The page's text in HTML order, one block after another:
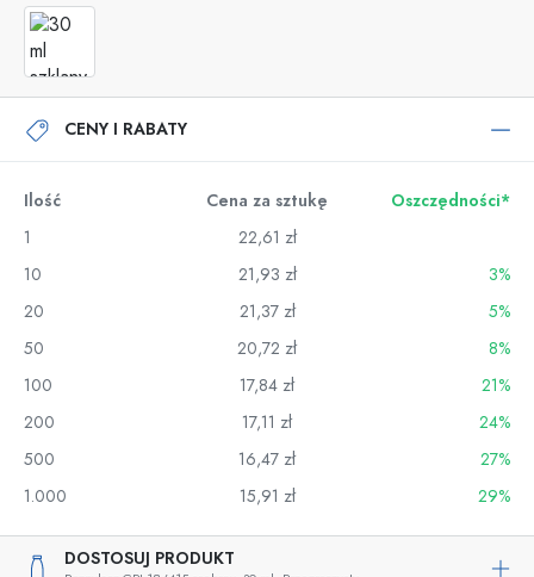
CENY I RABATY
Ilość Cena za sztukę
Oszczędności*
1
22,61 zł
10
21,93 zł
3%
20
21,37 zł
5%
50
20,72 zł
8%
100
17,84 zł
21%
200
17,11 zł
24%
500
16,47 zł
27%
1.000
15,91 zł 29%
DOSTOSUJ PRODUKT